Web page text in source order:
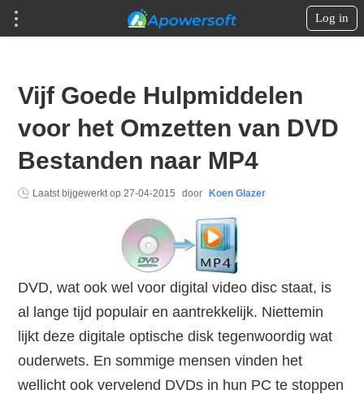
Log in
Vijf Goede Hulpmiddelen
voor het Omzetten van DVD
Bestanden naar MP4
Laatst bijgewerkt op27-04-2015 door Koen Glazer
DVD, wat ook wel voor digital video disc staat, is
al lange tijd populair en aantrekkelijk. Niettemin
lijkt deze digitale optische disk tegenwoordig wat
ouderwets. En sommige mensen vinden het
wellicht ook vervelend DVDs in hun PC te stoppen